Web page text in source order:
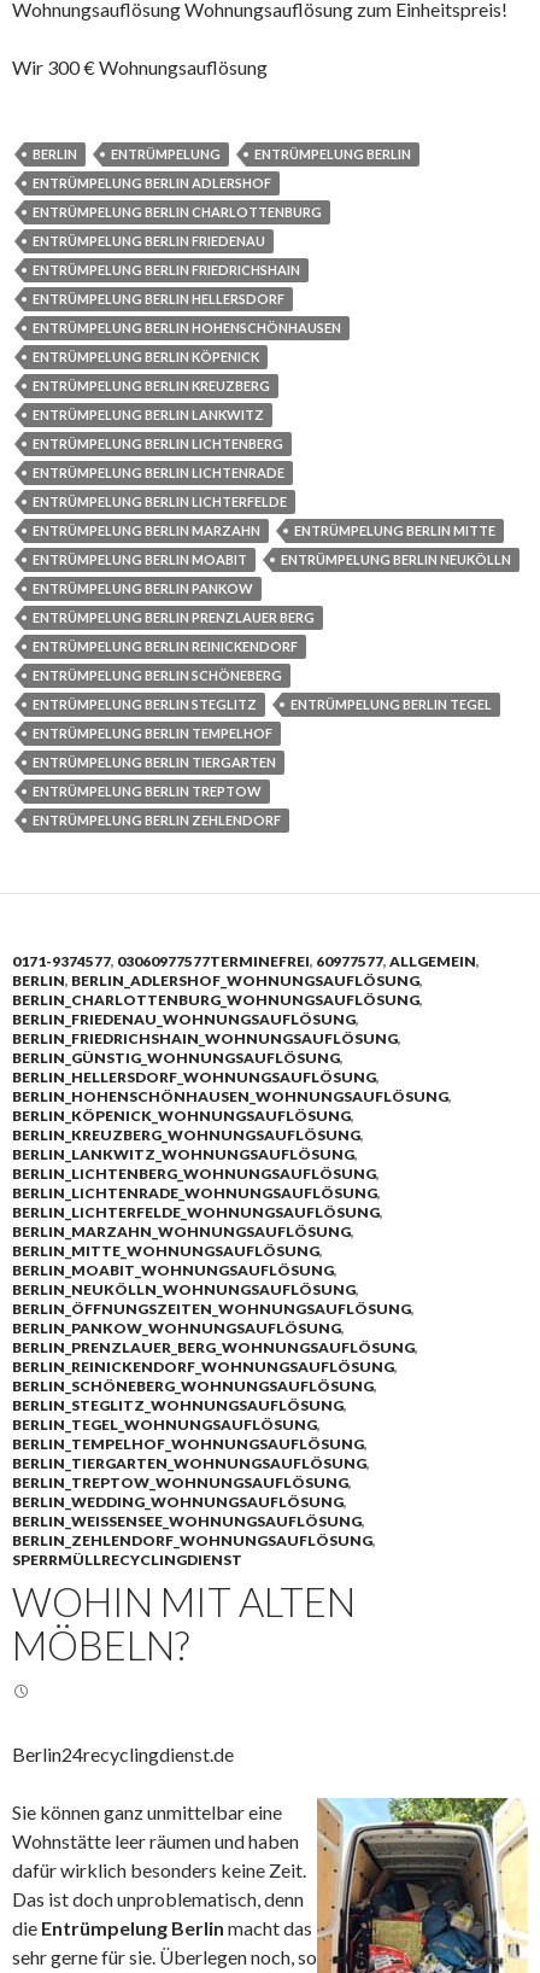
Wohnungsauflösung Wohnungsauflösung zum Einheitspreis!
Wir 300 € Wohnungsauflösung
BERLIN ENTRÜMPELUNG
ENTRÜMPELUNG BERLIN
ENTRÜMPELUNG BERLIN ADLERSHOF
ENTRÜMPELUNG BERLIN CHARLOTTENBURG
ENTRÜMPELUNG BERLIN FRIEDENAU
ENTRÜMPELUNG BERLIN FRIEDRICHSHAIN
ENTRÜMPELUNG BERLIN HELLERSDORF
ENTRÜMPELUNG BERLIN HOHENSCHÖNHAUSEN
ENTRÜMPELUNG BERLIN KÖPENICK
ENTRÜMPELUNG BERLIN KREUZBERG
ENTRÜMPELUNG BERLIN LANKWITZ
ENTRÜMPELUNG BERLIN LICHTENBERG
ENTRÜMPELUNG BERLIN LICHTENRADE
ENTRÜMPELUNG BERLIN LICHTERFELDE
ENTRÜMPELUNG BERLIN MARZAHN
ENTRÜMPELUNG BERLIN MITTE
ENTRÜMPELUNG BERLIN MOABIT
ENTRÜMPELUNG BERLIN NEUKÖLLN
ENTRÜMPELUNG BERLIN PANKOW
ENTRÜMPELUNG BERLIN PRENZLAUER BERG
ENTRÜMPELUNG BERLIN REINICKENDORF
ENTRÜMPELUNG BERLIN SCHÖNEBERG
ENTRÜMPELUNG BERLIN STEGLITZ
ENTRÜMPELUNG BERLIN TEGEL
ENTRÜMPELUNG BERLIN TEMPELHOF
ENTRÜMPELUNG BERLIN TIERGARTEN
ENTRÜMPELUNG BERLIN TREPTOW
ENTRÜMPELUNG BERLIN ZEHLENDORF
0171-9374577, 03060977577TERMINEFREI, 60977577, ALLGEMEIN,
BERLIN, BERLIN_ADLERSHOF_WOHNUNGSAUFLÖSUNG,
BERLIN_CHARLOTTENBURG_WOHNUNGSAUFLÖSUNG,
BERLIN_FRIEDENAU_WOHNUNGSAUFLÖSUNG,
BERLIN_FRIEDRICHSHAIN_WOHNUNGSAUFLÖSUNG,
BERLIN_GÜNSTIG_WOHNUNGSAUFLÖSUNG,
BERLIN_HELLERSDORF_WOHNUNGSAUFLÖSUNG,
BERLIN_HOHENSCHÖNHAUSEN_WOHNUNGSAUFLÖSUNG,
BERLIN_KÖPENICK_WOHNUNGSAUFLÖSUNG,
BERLIN_KREUZBERG_WOHNUNGSAUFLÖSUNG,
BERLIN_LANKWITZ_WOHNUNGSAUFLÖSUNG,
BERLIN_LICHTENBERG_WOHNUNGSAUFLÖSUNG,
BERLIN_LICHTENRADE_WOHNUNGSAUFLÖSUNG,
BERLIN_LICHTERFELDE_WOHNUNGSAUFLÖSUNG,
BERLIN_MARZAHN_WOHNUNGSAUFLÖSUNG,
BERLIN_MITTE_WOHNUNGSAUFLÖSUNG,
BERLIN_MOABIT_WOHNUNGSAUFLÖSUNG,
BERLIN_NEUKÖLLN_WOHNUNGSAUFLÖSUNG,
BERLIN_ÖFFNUNGSZEITEN_WOHNUNGSAUFLÖSUNG,
BERLIN_PANKOW_WOHNUNGSAUFLÖSUNG,
BERLIN_PRENZLAUER_BERG_WOHNUNGSAUFLÖSUNG,
BERLIN_REINICKENDORF_WOHNUNGSAUFLÖSUNG,
BERLIN_SCHÖNEBERG_WOHNUNGSAUFLÖSUNG,
BERLIN_STEGLITZ_WOHNUNGSAUFLÖSUNG,
BERLIN_TEGEL_WOHNUNGSAUFLÖSUNG,
BERLIN_TEMPELHOF_WOHNUNGSAUFLÖSUNG,
BERLIN_TIERGARTEN_WOHNUNGSAUFLÖSUNG,
BERLIN_TREPTOW_WOHNUNGSAUFLÖSUNG,
BERLIN_WEDDING_WOHNUNGSAUFLÖSUNG,
BERLIN_WEISSENSEE_WOHNUNGSAUFLÖSUNG
,
BERLIN_ZEHLENDORF_WOHNUNGSAUFLÖSUNG,
SPERRMÜLLRECYCLINGDIENST
WOHIN MIT ALTEN
MÖBELN?
Berlin24recyclingdienst.de
Sie können ganz unmittelbar eine
Wohnstätte leer räumen und haben
dafür wirklich besonders keine Zeit.
Das ist doch unproblematisch, denn
die Entrümpelung Berlin macht das
sehr gerne für sie. Überlegen noch, so